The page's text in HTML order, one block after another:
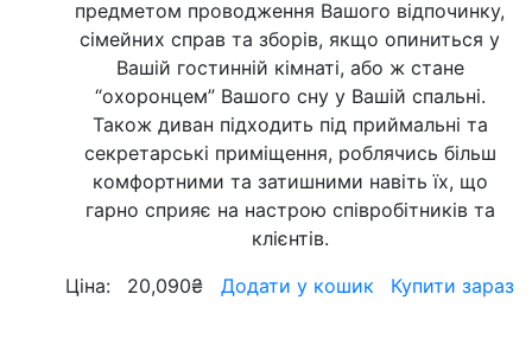
предметом проводження Вашого відпочинку,
сімейних справ та зборів, якщо опиниться у
Вашій гостинній кімнаті, або ж стане
“охоронцем” Вашого сну у Вашій спальні.
Також диван підходить під приймальні та
секретарські приміщення, роблячись більш
комфортними та затишними навіть їх, що
гарно сприяє на настрою співробітників та
клієнтів.
Ціна:
20,090₴ Додати у кошик Купити зараз